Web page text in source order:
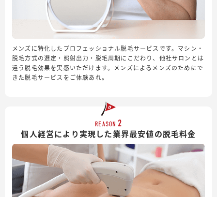
メンズに特化したプロフェッショナル脱毛サービスです。マシン・
脱毛方式の選定・照射出力・脱毛周期にこだわり、他社サロンとは
違う脱毛効果を実感いただけます。メンズによるメンズのためにで
きた脱毛サービスをご体験あれ。
REASON 2
個人経営により実現した業界最安値の脱毛料金